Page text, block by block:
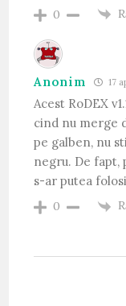
0
Anonim 17
Acest RoDEX
cind nu merge
pe galben, nu
negru. De
s-ar putea
0